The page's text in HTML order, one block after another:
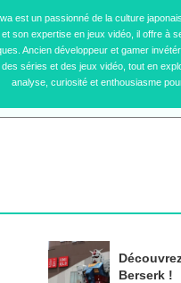
est un passionné de la culture
son expertise en jeux vidéo, il offre à
Ancien développeur et gamer
séries et des jeux vidéo, tout en
analyse, curiosité et enthousiasme
Berserk !